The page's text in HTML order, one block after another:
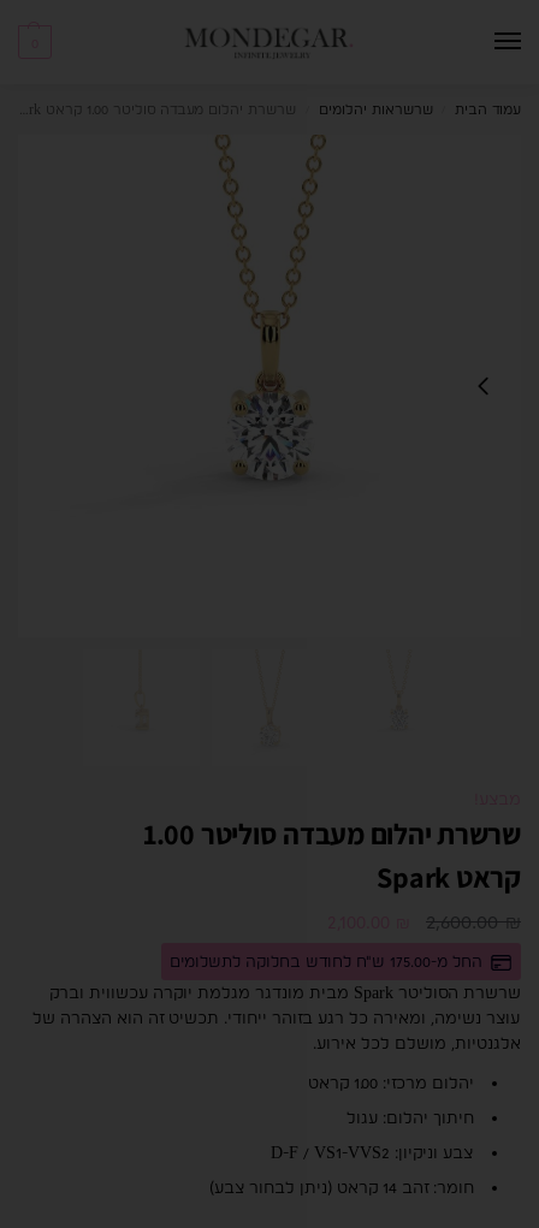
עמוד הבית שרשראות יהלומים שרשרת יהלום מעבדה סוליטר 1.00 קראט Spark
שרשרת יהלום מעבדה סוליטר 1.00
קראט Spark
2,600.00₪
החל מ-175.00 ש"ח לחודש בחלוקה לתשלומים
שרשרת הסוליטר Spark מבית מונדגר מגלמת יוקרה עכשווית וברק
עוצר נשימה, ומאירה כל רגע בזוהר ייחודי. תכשיט זה הוא הצהרה של
אלגנטיות, מושלם לכל אירוע.
יהלום מרכזי: 1.00 קראט
חיתוך יהלום: עגול
צבע וניקיון: D-F / VS1-VVS2
חומר: זהב 14 קראט (ניתן לבחור צבע)